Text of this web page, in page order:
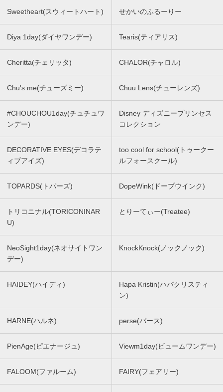
Sweetheart(スウィートハート) せかいのふるーりー
Diya 1day(ダイヤワンデー) Tearis(ティアリス)
Cheritta(チェリッタ) CHALOR(チャロル)
Chu's me(チューズミー) Chuu Lens(チューレンズ)
#CHOUCHOU1day(チュチュワ
ンデー)
Disney ディズニープリンセス
コレクション
DECORATIVE EYES(デコラテ
ィブアイズ)
too cool for school(トゥークー
ルフォースクール)
TOPARDS(トパーズ) DopeWink(ドープウインク)
トリコニナル(TORICONINAR
U)
とりーてぃー(Treatee)
NeoSight1day(ネオサイトワン
デー)
KnockKnock(ノックノック)
HAIDEY(ハイディ)
Hapa Kristin(ハパクリスティ
ン)
HARNE(ハルネ) perse(パース)
PienAge(ピエナージュ) Viewm1day(ビュームワンデー)
FALOOM(ファルーム) FAIRY(フェアリー)